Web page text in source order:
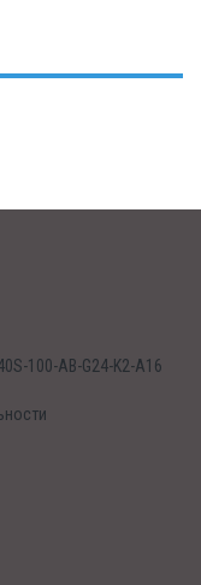
100-AB-G24-K2-A16